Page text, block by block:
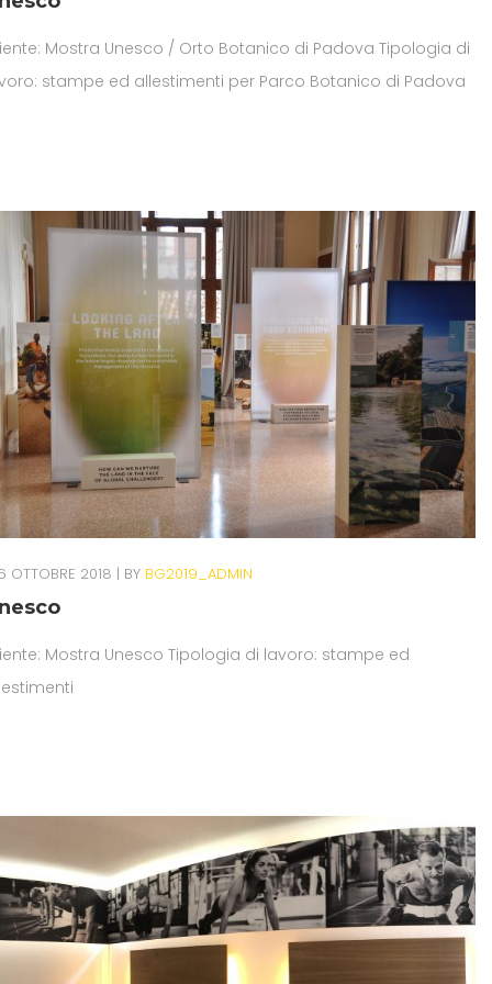
Mostra Unesco / Orto Botanico di Padova Tipologia di
stampe ed allestimenti per Parco Botanico di Padova
OTTOBRE 2018 BY BG2019_ADMIN
Mostra Unesco Tipologia di lavoro: stampe ed